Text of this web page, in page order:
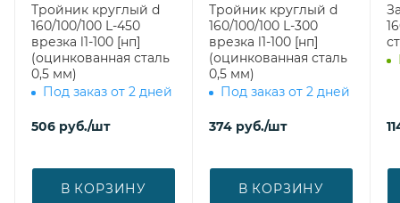
Тройник круглый d
160/100/100 L-450
врезка l1-100 [нп]
(оцинкованная сталь
0,5 мм)
Под заказ от 2 дней
506 руб./шт
В КОРЗИНУ
Тройник круглый d
160/100/100 L-300
врезка l1-100 [нп]
(оцинкованная сталь
0,5 мм)
Под заказ от 2 дней
374 руб./шт
В КОРЗИНУ
160